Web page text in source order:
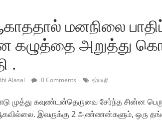
மனநிலை
கழுத்தை அறுத்து
.
Alasal 0 Comments தர்மபுரி
முத்து கவுண்டன்தெருவை சேர்ந்த சின்ன
இவருக்கு 2 அண்ணன்களும், ஒரு